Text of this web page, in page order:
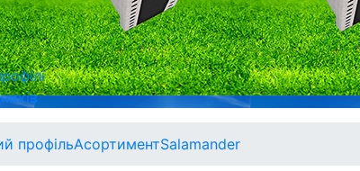
профільАсортиментSalamander